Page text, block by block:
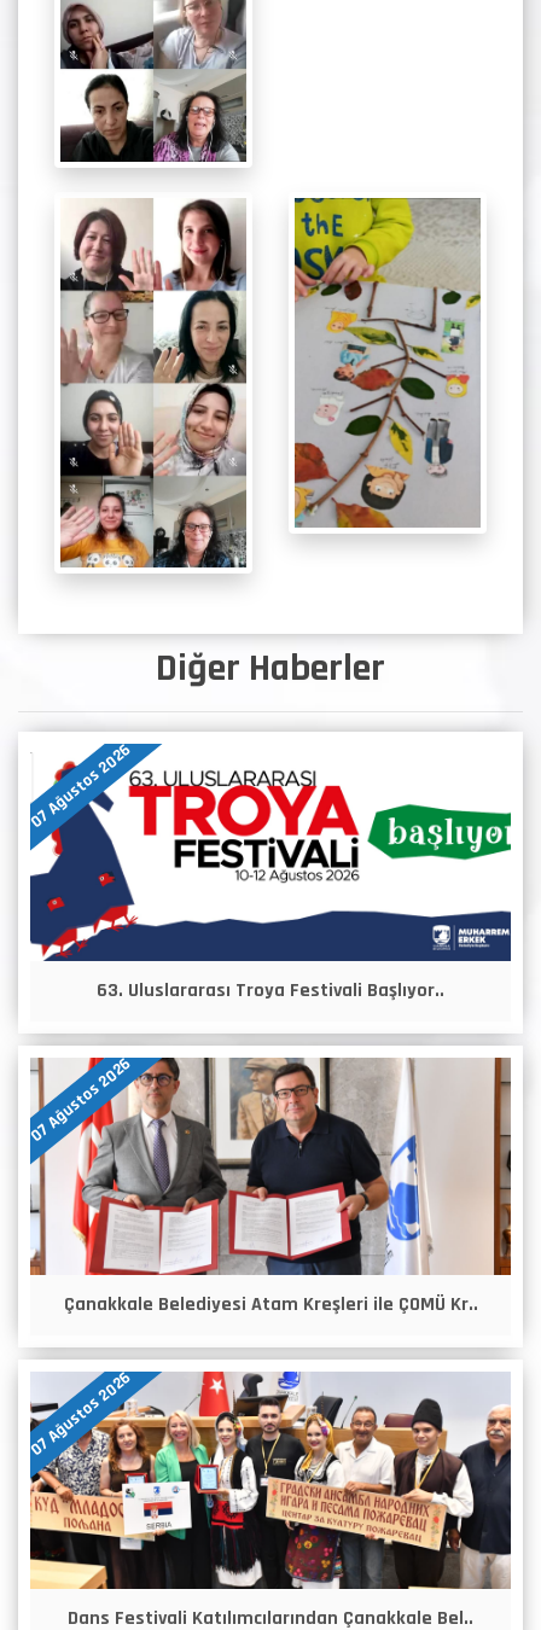
Diğer Haberler
07 Ağustos 2026
63. Uluslararası Troya Festivali Başlıyor..
07 Ağustos 2026
Çanakkale Belediyesi Atam Kreşleri ile ÇOMÜ Kr..
07 Ağustos 2026
Dans Festivali Katılımcılarından Çanakkale Bel..